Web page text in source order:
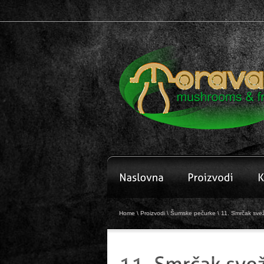
Home \ Proizvodi\ Šumske pečurke\ 11. Smrčak